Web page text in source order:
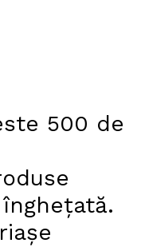
500 de